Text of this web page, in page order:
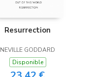
Resurrection
NEVILLE GODDARD
Disponible